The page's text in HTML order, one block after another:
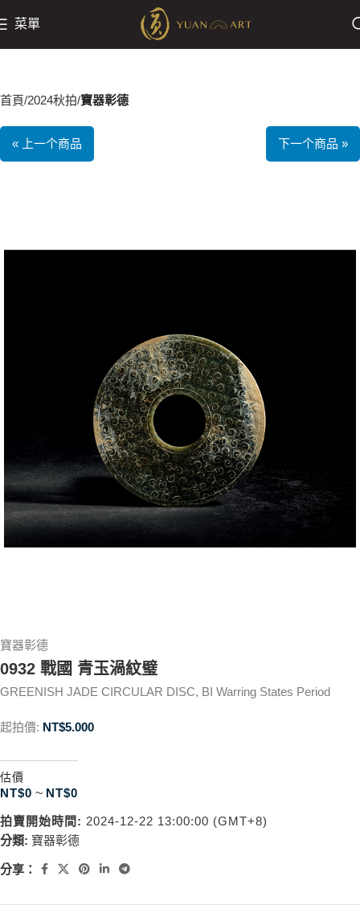
菜單
首頁 2024秋拍 寶器彰德
« 上一个商品 下一个商品 »
寶器彰德
0932 戰國 青玉渦紋璧
GREENISH JADE CIRCULAR DISC, BI Warring States Period
起拍價: NT$5.000
估價
NT$0 ~ NT$0
拍賣開始時間: 2024-12-22 13:00:00 (GMT+8)
分類: 寶器彰德
分享：